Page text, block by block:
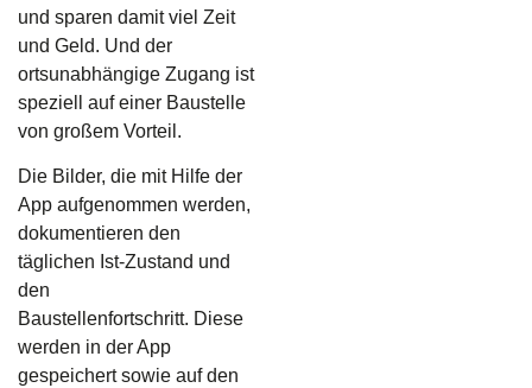
und sparen damit viel Zeit
und Geld. Und der
ortsunabhängige Zugang ist
speziell auf einer Baustelle
von großem Vorteil.
Die Bilder, die mit Hilfe der
App aufgenommen werden,
dokumentieren den
täglichen Ist-Zustand und
den
Baustellenfortschritt. Diese
werden in der App
gespeichert sowie auf den